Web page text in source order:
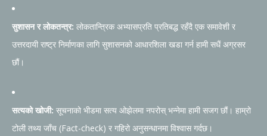
सुशासन र लोकतन्त्र: लोकतान्त्रिक अभ्यासप्रति प्रतिबद्ध रहँदै एक समावेशी र
उत्तरदायी राष्ट्र निर्माणका लागि सुशासनको आधारशिला खडा गर्न हामी सधैं अग्रसर
छौं।
सत्यको खोजी: सूचनाको भीडमा सत्य ओझेलमा नपरोस् भन्नेमा हामी सजग छौं। हाम्रो
टोली तथ्य जाँच (Fact-check) र गहिरो अनुसन्धानमा विश्वास गर्दछ।